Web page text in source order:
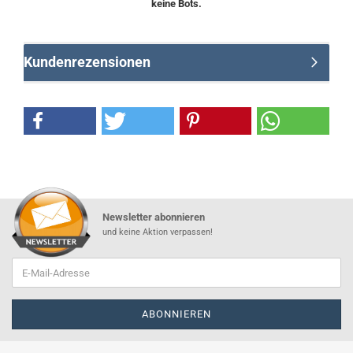
keine Bots.
Kundenrezensionen
Newsletter abonnieren
und keine Aktion verpassen!